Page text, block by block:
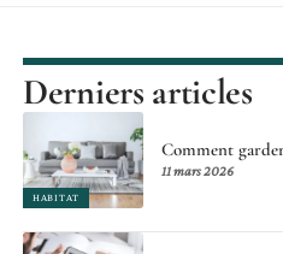
Derniers articles
HABITAT
Comment
11 mars 2026